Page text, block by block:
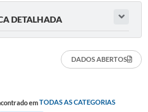
DETALHADA
DADOS ABERTOS
emTODAS AS CATEGORIAS